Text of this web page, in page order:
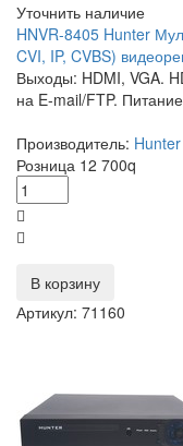
Уточнить наличие
HNVR-8405 Hunter
CVI, IP, CVBS)
Выходы: HDMI, VGA.
на E-mail/FTP.
Производитель: Hunter
Розница 12 700q
В корзину
Артикул: 71160